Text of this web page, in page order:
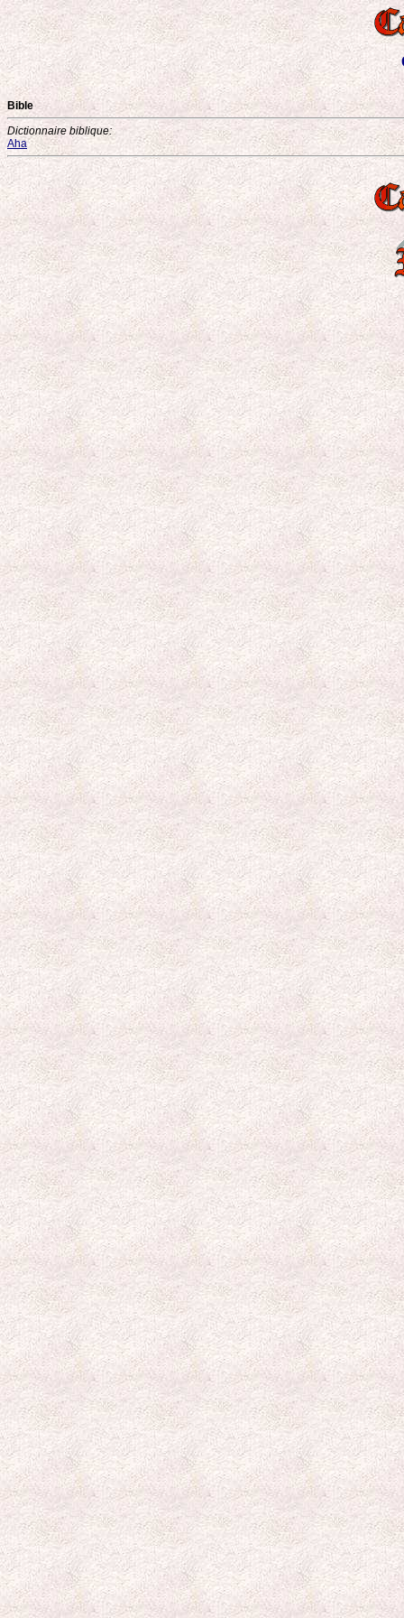
Bible
Dictionnaire biblique:
Aha